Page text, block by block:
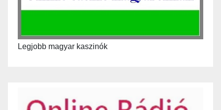
Legjobb magyar kaszinók